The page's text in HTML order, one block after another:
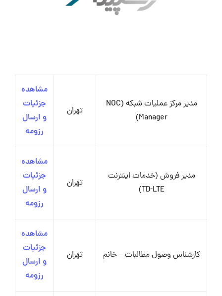
مدیر مرکز عملیات شبکه (NOC
Manager)
تهران
مشاهده
جزئیات
و ارسال
رزومه
مدیر فروش (خدمات اینترنت
TD-LTE)
تهران
مشاهده
جزئیات
و ارسال
رزومه
کارشناس وصول مطالبات – خانم تهران
مشاهده
جزئیات
و ارسال
رزومه